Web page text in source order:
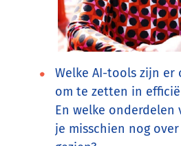
Welke AI-tools zijn er
om te zetten in
En welke
je misschien nog